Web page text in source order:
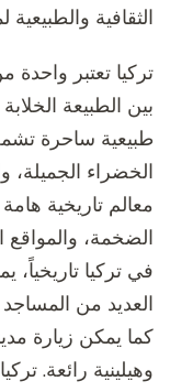
الثقافية
تركيا تعتبر واحدة
بين الطبيعة
طبيعية ساحرة
الخضراء الجميلة،
معالم تاريخية
الضخمة، والمواقع
في تركيا
العديد من المساجد
كما يمكن زيارة
وهيلينية رائعة.